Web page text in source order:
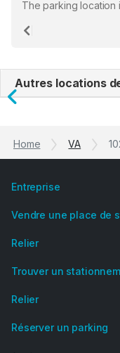
The parking location
the staff who serve
Previous
Autres locations
Previous
Home VA
Entreprise
Vendre une place de
Relier
Trouver un
Relier
Réserver un parking